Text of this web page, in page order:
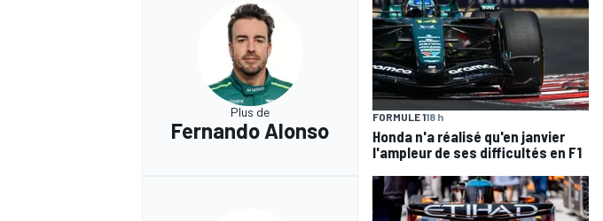
Plus de
Fernando Alonso
FORMULE 118 h
Honda n'a réalisé qu'en janvier
l'ampleur de ses difficultés en F1